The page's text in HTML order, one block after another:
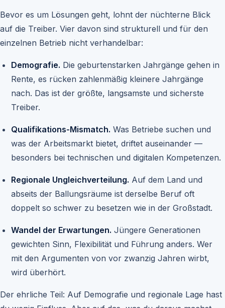
Bevor es um Lösungen geht, lohnt der nüchterne Blick
auf die Treiber. Vier davon sind strukturell und für den
einzelnen Betrieb nicht verhandelbar:
Demografie. Die geburtenstarken Jahrgänge gehen in
Rente, es rücken zahlenmäßig kleinere Jahrgänge
nach. Das ist der größte, langsamste und sicherste
Treiber.
Qualifikations-Mismatch. Was Betriebe suchen und
was der Arbeitsmarkt bietet, driftet auseinander —
besonders bei technischen und digitalen Kompetenzen.
Regionale Ungleichverteilung. Auf dem Land und
abseits der Ballungsräume ist derselbe Beruf oft
doppelt so schwer zu besetzen wie in der Großstadt.
Wandel der Erwartungen. Jüngere Generationen
gewichten Sinn, Flexibilität und Führung anders. Wer
mit den Argumenten von vor zwanzig Jahren wirbt,
wird überhört.
Der ehrliche Teil: Auf Demografie und regionale Lage hast